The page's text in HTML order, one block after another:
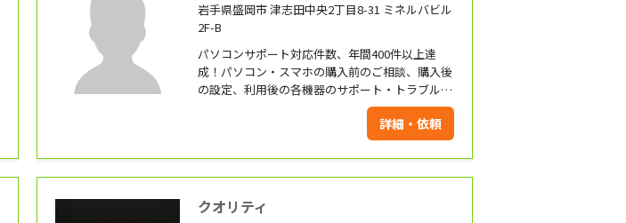
岩手県盛岡市 津志田中央2丁目8-31 ミネルバビル
2F-B
パソコンサポート対応件数、年間400件以上達
成！パソコン・スマホの購入前のご相談、購入後
の設定、利用後の各機器のサポート・トラブル対
応、操作方法についての説明など、パソコン・ス
マホに関することをワンストップで対応いたしま
す。お客様のご要望をしっかりとお伺いした上
で、お客様に合った機器や対策についてご提案さ
せて頂きます！まずは、お気軽にご相談くださ
詳細・依頼
クオリティ